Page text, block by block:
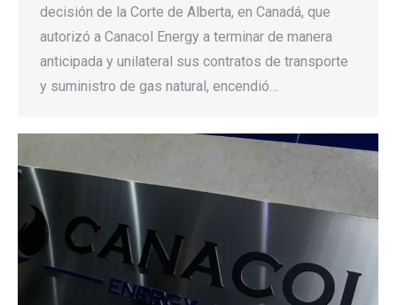
decisión de la Corte de Alberta, en Canadá, que
autorizó a Canacol Energy a terminar de manera
anticipada y unilateral sus contratos de transporte
y suministro de gas natural, encendió…